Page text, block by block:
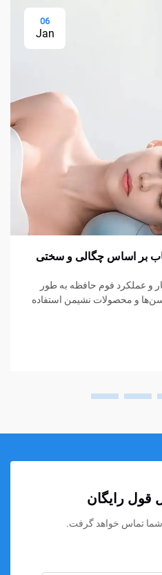
06
Jan
بر اساس چگالی و سختی
و عملکرد فوم حافظه به طور
و محصولات نشیمن استفاده
قول رایگان
شما تماس خواهد گرفت.